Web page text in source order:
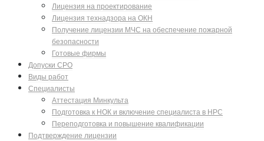
Лицензия на проектирование
Лицензия технадзора на ОКН
Получение лицензии МЧС на обеспечение пожарной
безопасности
Готовые фирмы
Допуски СРО
Виды работ
Специалисты
Аттестация Минкульта
Подготовка к НОК и включение специалиста в НРС
Переподготовка и повышение квалификации
Подтверждение лицензии